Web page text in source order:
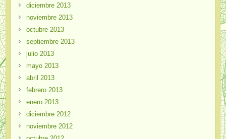
diciembre 2013
noviembre 2013
octubre 2013
septiembre 2013
julio 2013
mayo 2013
abril 2013
febrero 2013
enero 2013
diciembre 2012
noviembre 2012